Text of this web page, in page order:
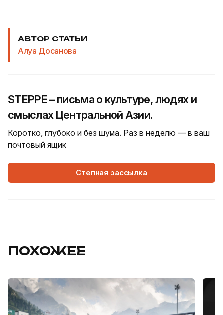
АВТОР СТАТЬИ
Алуа Досанова
STEPPE – письма о культуре, людях и
смыслах Центральной Азии.
Коротко, глубоко и без шума. Раз в неделю — в ваш
почтовый ящик
Степная рассылка
ПОХОЖЕЕ